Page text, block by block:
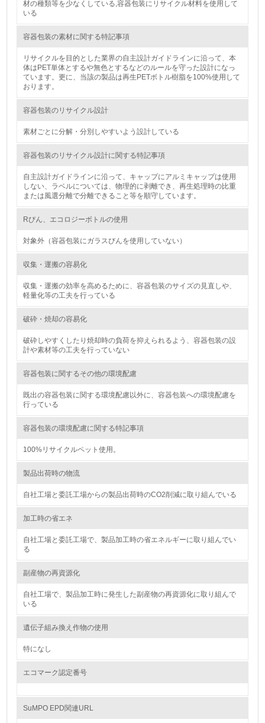
非該当（包装・物流を必要とする業務を行っていない）
<L1> 環境負荷ができるだけ小さい包装・梱包を行ってい
る
<L2> 環境負荷ができるだけ小さい物流を行っている
化学物質
非該当（化学物質を使用していない）
排出量削減の取り組みを行っている
<L2> 化学物質の使用量及び外部への排出量を把握し、具
体的な削減目標や計画を立てている
19.
<L1> 廃棄物の発生量の削減及びリサイクルの推進、適正
<L2> 発生する廃棄物の量と種類を把握し、具体的な削
21.
<L1> 「生物多様性保全」に関する取り組み（例：森林保
料のトレーサビリティの確認等）を行っている
22.
の活動に積極的に参加している
3.社会面の取り組み
る
材の種類等を少なくしている,容器包装にリサイクル材料を使用して
いる
容器包装の素材に関する特記事項
リサイクルを目的とした業界の自主設計ガイドラインに沿って、本
体はPET単体とするや無色とするなどのルールを守った設計になっ
ています。更に、当該の製品は再生PETボトル樹脂を100%使用して
おります。
容器包装のリサイクル設計
素材ごとに分解・分別しやすいよう設計している
容器包装のリサイクル設計に関する特記事項
自主設計ガイドラインに沿って、キャップにアルミキャップは使用
しない、ラベルについては、物理的に剥離でき、再生処理時の比重
または風選分離で分離できること等を順守しています。
Rびん、エコロジーボトルの使用
対象外（容器包装にガラスびんを使用していない）
収集・運搬の容易化
収集・運搬の効率を高めるために、容器包装のサイズの見直しや、
軽量化等の工夫を行っている
破砕・焼却の容易化
破砕しやすくしたり焼却時の負荷を抑えられるよう、容器包装の設
計や素材等の工夫を行っていない
容器包装に関するその他の環境配慮
既出の容器包装に関する環境配慮以外に、容器包装への環境配慮を
行っている
容器包装の環境配慮に関する特記事項
100%リサイクルペット使用。
製品出荷時の物流
自社工場と委託工場からの製品出荷時のCO2削減に取り組んでいる
加工時の省エネ
自社工場と委託工場で、製品加工時の省エネルギーに取り組んでい
る
副産物の再資源化
自社工場で、製品加工時に発生した副産物の再資源化に取り組んで
いる
遺伝子組み換え作物の使用
特になし
エコマーク認定番号
SuMPO EPD関連URL